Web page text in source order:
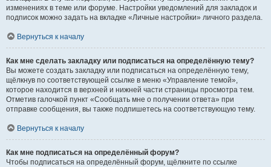
изменениях в теме или форуме. Настройки уведомлений для закладок и
подписок можно задать на вкладке «Личные настройки» личного раздела.
Вернуться к началу
Как мне сделать закладку или подписаться на определённую тему?
Вы можете создать закладку или подписаться на определённую тему,
щёлкнув по соответствующей ссылке в меню «Управление темой»,
которое находится в верхней и нижней части страницы просмотра тем.
Отметив галочкой пункт «Сообщать мне о получении ответа» при
отправке сообщения, вы также подпишетесь на соответствующую тему.
Вернуться к началу
Как мне подписаться на определённый форум?
Чтобы подписаться на определённый форум, щёлкните по ссылке